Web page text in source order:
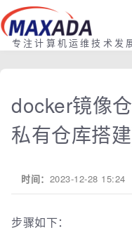
专注计算机运维技术发
docker镜像
私有仓库搭
时间： 2023-12-28
步骤如下：